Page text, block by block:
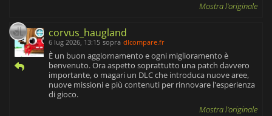
Mostra l'originale
corvus_haugland
6 lug 2026, 13:15 sopra dlcompare.fr
È un buon aggiornamento e ogni miglioramento è
benvenuto. Ora aspetto soprattutto una patch davvero
importante, o magari un DLC che introduca nuove aree,
nuove missioni e più contenuti per rinnovare l'esperienza
di gioco.
Mostra l'originale